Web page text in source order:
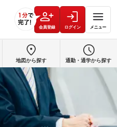
会員登録 ログイン メニュー
地図から探す 通勤・通学から探す